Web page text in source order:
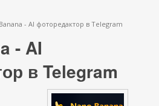
- AI фоторедактор в Telegram
- AI
в Telegram